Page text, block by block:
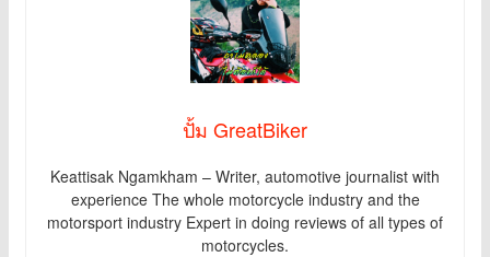
ปั้ม GreatBiker
Keattisak Ngamkham – Writer, automotive journalist with
experience The whole motorcycle industry and the
motorsport industry Expert in doing reviews of all types of
motorcycles.